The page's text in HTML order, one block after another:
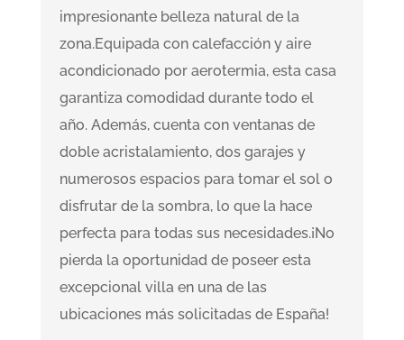
impresionante belleza natural de la
zona.Equipada con calefacción y aire
acondicionado por aerotermia, esta casa
garantiza comodidad durante todo el
año. Además, cuenta con ventanas de
doble acristalamiento, dos garajes y
numerosos espacios para tomar el sol o
disfrutar de la sombra, lo que la hace
perfecta para todas sus necesidades.¡No
pierda la oportunidad de poseer esta
excepcional villa en una de las
ubicaciones más solicitadas de España!